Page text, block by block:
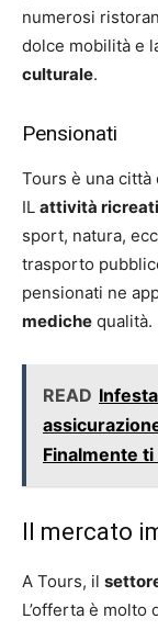
numerosi
dolce mobilità e
culturale.
Pensionati
Tours è una
IL attività
sport, natura,
trasporto
pensionati ne
mediche qualità.
READ
Finalmente
Il mercato
A Tours, il
L’offerta è molto